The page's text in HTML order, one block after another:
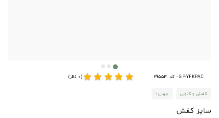
GP-YFKPAC - کد 295521 star
star
star
star
star(0 نظر)
کفش و کتونی جردن ۱
سایز کفش